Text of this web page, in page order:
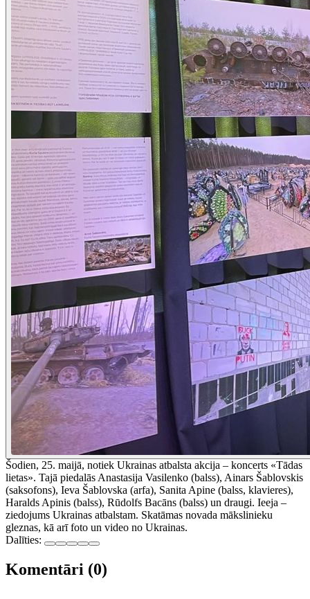
Šodien, 25. maijā, notiek Ukrainas atbalsta akcija – koncerts «Tādas
lietas». Tajā piedalās Anastasija Vasilenko (balss), Ainars Šablovskis
(saksofons), Ieva Šablovska (arfa), Sanita Apine (balss, klavieres),
Haralds Apinis (balss), Rūdolfs Bacāns (balss) un draugi. Ieeja –
ziedojums Ukrainas atbalstam. Skatāmas novada mākslinieku
gleznas, kā arī foto un video no Ukrainas.
Dalīties:
Komentāri (0)